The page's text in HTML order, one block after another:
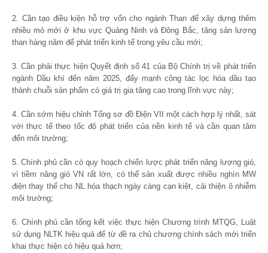
2. Cần tạo điều kiện hỗ trợ vốn cho ngành Than để xây dựng thêm
nhiều mỏ mới ở khu vực Quảng Ninh và Đông Bắc, tăng sản lượng
than hàng năm để phát triển kinh tế trong yêu cầu mới;
3. Cần phải thực hiện Quyết định số 41 của Bộ Chính trị về phát triển
ngành Dầu khí đến năm 2025, đẩy mạnh công tác lọc hóa dầu tạo
thành chuỗi sản phẩm có giá trị gia tăng cao trong lĩnh vực này;
4. Cần sớm hiệu chỉnh Tổng sơ đồ Điện VII một cách hợp lý nhất, sát
với thực tế theo tốc độ phát triển của nền kinh tế và cần quan tâm
đến môi trường;
5. Chính phủ cần có quy hoạch chiến lược phát triển năng lượng gió,
vì tiềm năng gió VN rất lớn, có thể sản xuất được nhiều nghìn MW
điện thay thế cho NL hóa thạch ngày càng cạn kiệt, cải thiện ô nhiễm
môi trường;
6. Chính phủ cần tổng kết việc thực hiện Chương trình MTQG, Luật
sử dụng NLTK hiệu quả để từ đề ra chủ chương chính sách mới triển
khai thực hiện có hiệu quả hơn;